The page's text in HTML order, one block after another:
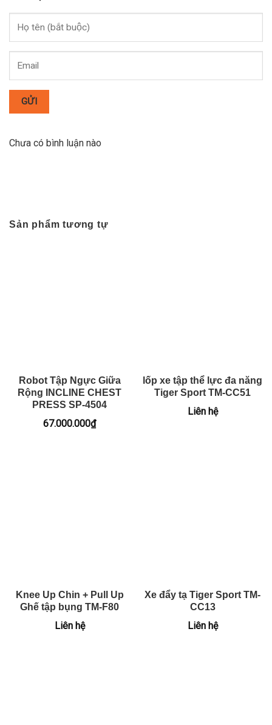
GỬI
Chưa có bình luận nào
Sản phẩm tương tự
Robot Tập Ngực Giữa
Rộng INCLINE CHEST
PRESS SP-4504
67.000.000₫
lốp xe tập thể lực đa năng
Tiger Sport TM-CC51
Liên hệ
Knee Up Chin + Pull Up
Ghế tập bụng TM-F80
Liên hệ
Xe đẩy tạ Tiger Sport TM-
CC13
Liên hệ